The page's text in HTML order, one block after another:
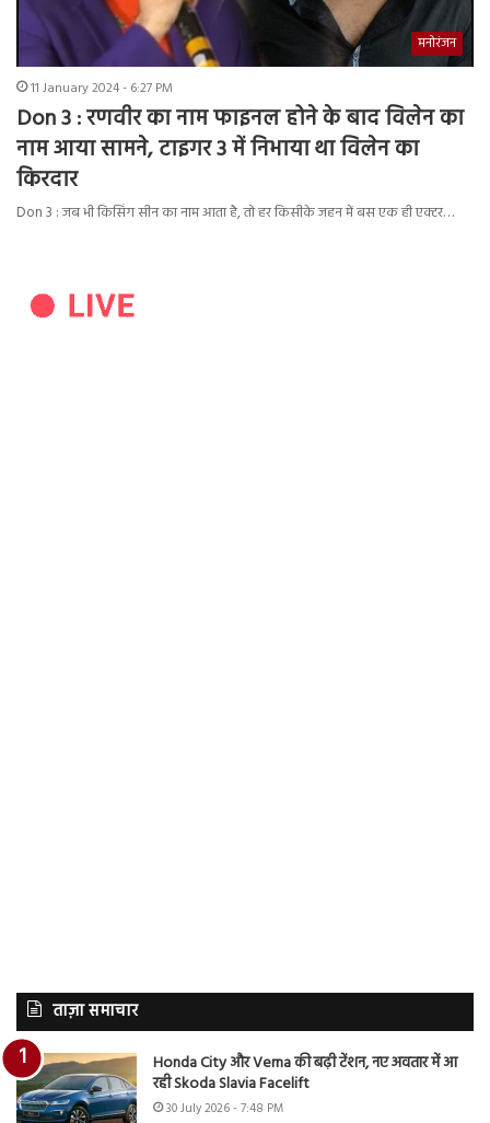
मनोरंजन
11 January 2024 - 6:27 PM
Don 3 : रणवीर का नाम फाइनल होने के बाद विलेन का
नाम आया सामने, टाइगर 3 में निभाया था विलेन का
किरदार
Don 3 : जब भी किसिंग सीन का नाम आता है, तो हर किसीके जहन में बस एक ही एक्टर…
ताज़ा समाचार
Honda City और Verna की बढ़ी टेंशन, नए अवतार में आ
रही Skoda Slavia Facelift
30 July 2026 - 7:48 PM